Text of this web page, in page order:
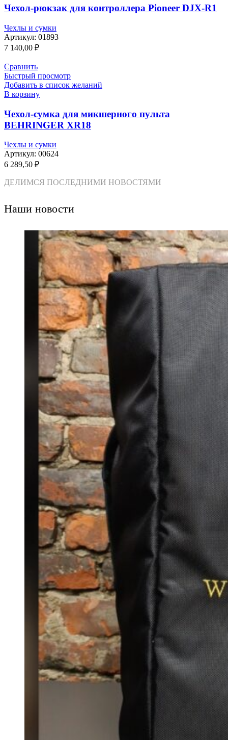
Чехол-рюкзак для контроллера Pioneer DJX-R1
Чехлы и сумки
Артикул: 01893
7 140,00 ₽
Сравнить
Быстрый просмотр
Добавить в список желаний
В корзину
Чехол-сумка для микшерного пульта
BEHRINGER XR18
Чехлы и сумки
Артикул: 00624
6 289,50 ₽
ДЕЛИМСЯ ПОСЛЕДНИМИ НОВОСТЯМИ
Наши новости